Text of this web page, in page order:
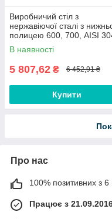
Виробничий стіл з
нержавіючої сталі з
полицею 600, 700, AISI
В наявності
5 807,62 ₴ 6 452,91 ₴
Купити
Про нас
100% позитивних з 6
Працює з